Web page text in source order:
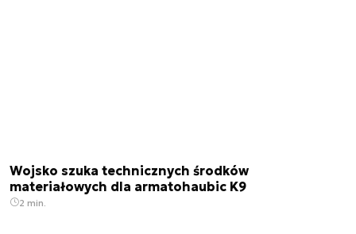
Wojsko szuka technicznych środków
materiałowych dla armatohaubic K9
2 min.